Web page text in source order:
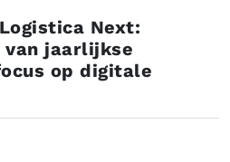
Next:
jaarlijkse
op digitale